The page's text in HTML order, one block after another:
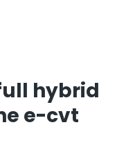
hybrid
e-cvt